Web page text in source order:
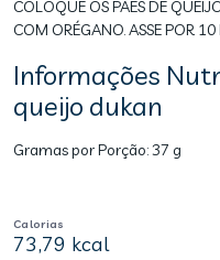
COLOQUE OS PÃES DE
COM ORÉGANO. ASSE POR
Informações
queijo dukan
Gramas por Porção:37 g
Calorias
73,79 kcal